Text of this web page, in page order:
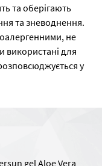
та оберігають
та зневоднення.
не
використані для
у
gel Aloe Vera